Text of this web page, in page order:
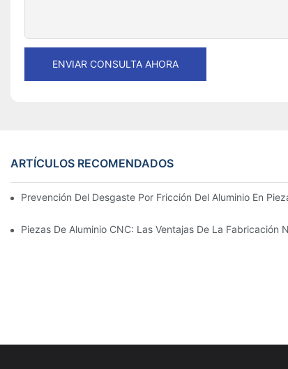
ENVIAR CONSULTA AHORA
ARTÍCULOS RECOMENDADOS
Prevención Del Desgaste Por Fricción Del Aluminio En
Piezas De Aluminio CNC: Las Ventajas De La Fabricación